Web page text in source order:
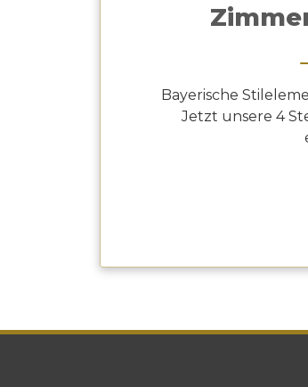
Bayerische
Jetzt unsere 4